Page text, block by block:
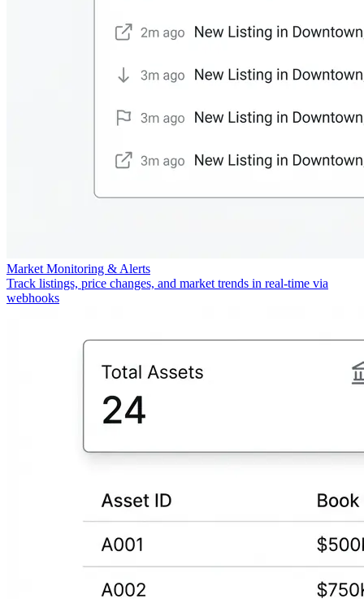
Market Monitoring & Alerts
Track listings, price changes, and market trends in real-time via
webhooks